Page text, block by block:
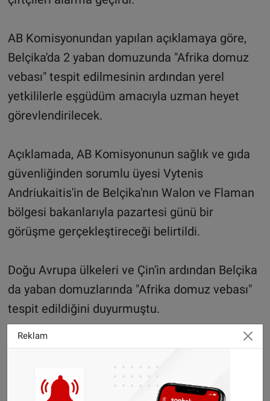
AB Komisyonundan yapılan açıklamaya göre,
Belçika'da 2 yaban domuzunda "Afrika domuz
vebası" tespit edilmesinin ardından yerel
yetkililerle eşgüdüm amacıyla uzman heyet
görevlendirilecek.
Açıklamada, AB Komisyonunun sağlık ve gıda
güvenliğinden sorumlu üyesi Vytenis
Andriukaitis'in de Belçika'nın Walon ve Flaman
bölgesi bakanlarıyla pazartesi günü bir
görüşme gerçekleştireceği belirtildi.
Doğu Avrupa ülkeleri ve Çin'in ardından Belçika
da yaban domuzlarında "Afrika domuz vebası"
tespit edildiğini duyurmuştu.
Reklam